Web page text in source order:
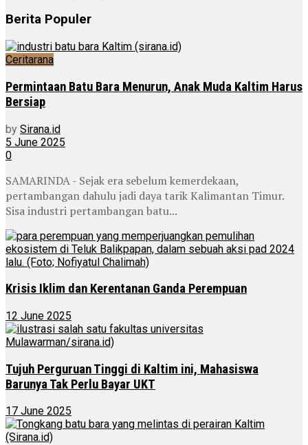
Berita Populer
Ceritarana
Permintaan Batu Bara Menurun, Anak Muda Kaltim Harus
Bersiap
by Sirana.id
5 June 2025
0
SAMARINDA - Sejak era sebelum kemerdekaan,
pertambangan dahulu jadi daya tarik Kalimantan Timur.
Sisa industri pertambangan batu...
Krisis Iklim dan Kerentanan Ganda Perempuan
12 June 2025
Tujuh Perguruan Tinggi di Kaltim ini, Mahasiswa
Barunya Tak Perlu Bayar UKT
17 June 2025